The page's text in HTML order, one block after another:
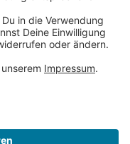
innerhalb
Deutschlands
36, D-70182